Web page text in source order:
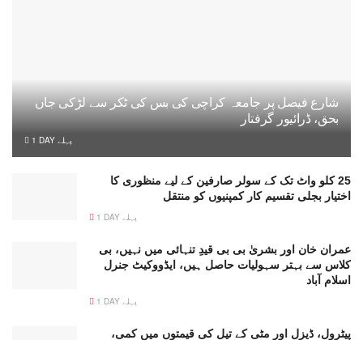
شارع فیصل پر جامعہ کراچی کی بس کی ٹکر سے لڑکی جاں
بحق، ڈرائیور گرفتار
1 DAY پہلے
25 کلو واٹ تک کے سولر صارفین کے لیے منظوری کا
اختیار بجلی تقسیم کار کمپنیوں کو منتقل
1 DAY پہلے
عمران خان اور بشریٰ بی بی قیدِ تنہائی میں نہیں، بی
کلاس سے بہتر سہولیات حاصل ہیں، ایڈووکیٹ جنرل
اسلام آباد
1 DAY پہلے
پیٹرول، ڈیزل اور مٹی کے تیل کی قیمتوں میں کمی،